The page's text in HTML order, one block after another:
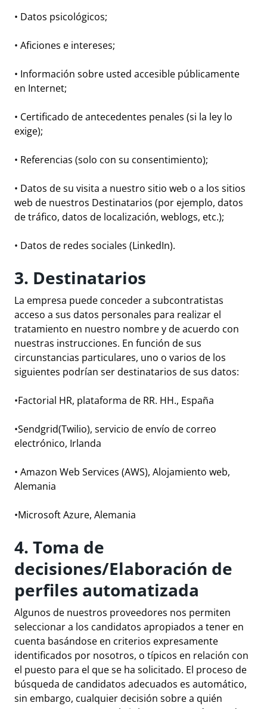
• Datos psicológicos;
• Aficiones e intereses;
• Información sobre usted accesible públicamente
en Internet;
• Certificado de antecedentes penales (si la ley lo
exige);
• Referencias (solo con su consentimiento);
• Datos de su visita a nuestro sitio web o a los sitios
web de nuestros Destinatarios (por ejemplo, datos
de tráfico, datos de localización, weblogs, etc.);
• Datos de redes sociales (LinkedIn).
3. Destinatarios
La empresa puede conceder a subcontratistas
acceso a sus datos personales para realizar el
tratamiento en nuestro nombre y de acuerdo con
nuestras instrucciones. En función de sus
circunstancias particulares, uno o varios de los
siguientes podrían ser destinatarios de sus datos:
•Factorial HR, plataforma de RR. HH., España
•Sendgrid(Twilio), servicio de envío de correo
electrónico, Irlanda
• Amazon Web Services (AWS), Alojamiento web,
Alemania
•Microsoft Azure, Alemania
4. Toma de
decisiones/Elaboración de
perfiles automatizada
Algunos de nuestros proveedores nos permiten
seleccionar a los candidatos apropiados a tener en
cuenta basándose en criterios expresamente
identificados por nosotros, o típicos en relación con
el puesto para el que se ha solicitado. El proceso de
búsqueda de candidatos adecuados es automático,
sin embargo, cualquier decisión sobre a quién